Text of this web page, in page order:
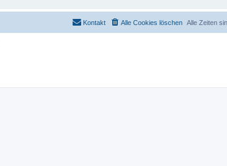
Alle Zeiten
Alle Cookies löschen
Kontakt